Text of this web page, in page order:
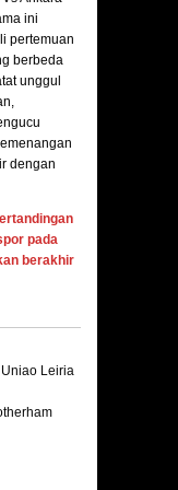
ini
pertemuan
berbeda
unggul
dengan
pada
berakhir
Leiria